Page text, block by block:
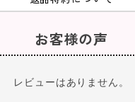
お客様の声
レビューはありません。